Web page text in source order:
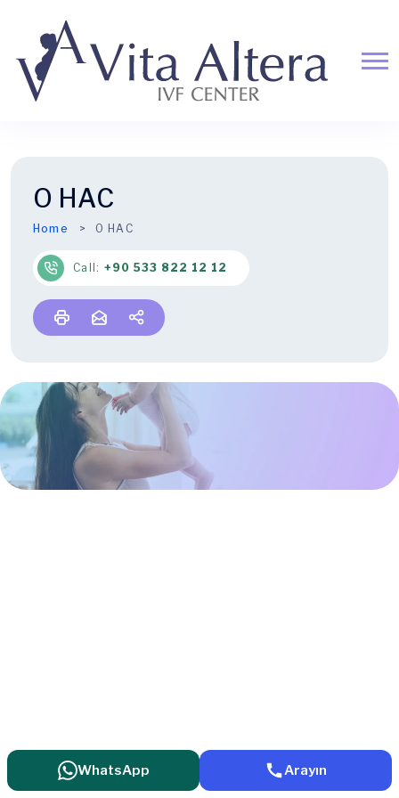
О НАС
Home О НАС
Call: +90 533 822 12 12
WhatsApp Arayın